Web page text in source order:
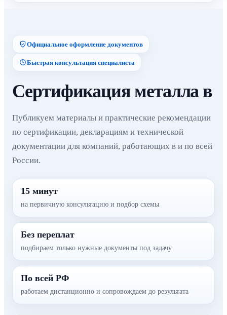
Официальное оформление документов
Быстрая консультация специалиста
Сертификация металла в
Публикуем материалы и практические рекомендации
по сертификации, декларациям и технической
документации для компаний, работающих в и по всей
России.
15 минут
на первичную консультацию и подбор схемы
Без переплат
подбираем только нужные документы под задачу
По всей РФ
работаем дистанционно и сопровождаем до результата